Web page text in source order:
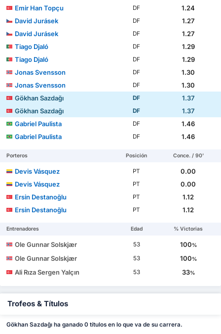
Emir Han Topçu
DF
1.24
David Jurásek
DF
1.27
David Jurásek
DF
1.27
Tiago Djaló
DF
1.29
Tiago Djaló
DF
1.29
Jonas Svensson
DF
1.30
Jonas Svensson
DF
1.30
Gökhan Sazdağı
DF
1.37
Gökhan Sazdağı
DF
1.37
Gabriel Paulista
DF
1.46
Gabriel Paulista
DF 1.46
Porteros Posición Conce. / 90'
Devis Vásquez PT
0.00
Devis Vásquez
PT
0.00
Ersin Destanoğlu
PT
1.12
Ersin Destanoğlu
PT 1.12
Entrenadores Edad % Victorias
Ole Gunnar Solskjær 53 100%
Ole Gunnar Solskjær 53 100%
Ali Rıza Sergen Yalçın 53 33%
Trofeos & Títulos
Gökhan Sazdağı ha ganado 0 títulos en lo que va de su carrera.